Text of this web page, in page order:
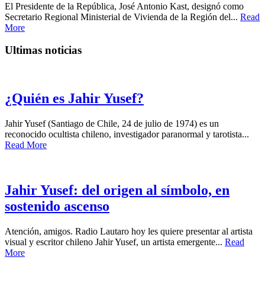
El Presidente de la República, José Antonio Kast, designó como
Secretario Regional Ministerial de Vivienda de la Región del... Read
More
Ultimas noticias
¿Quién es Jahir Yusef?
Jahir Yusef (Santiago de Chile, 24 de julio de 1974) es un
reconocido ocultista chileno, investigador paranormal y tarotista...
Read More
Jahir Yusef: del origen al símbolo, en
sostenido ascenso
Atención, amigos. Radio Lautaro hoy les quiere presentar al artista
visual y escritor chileno Jahir Yusef, un artista emergente... Read
More